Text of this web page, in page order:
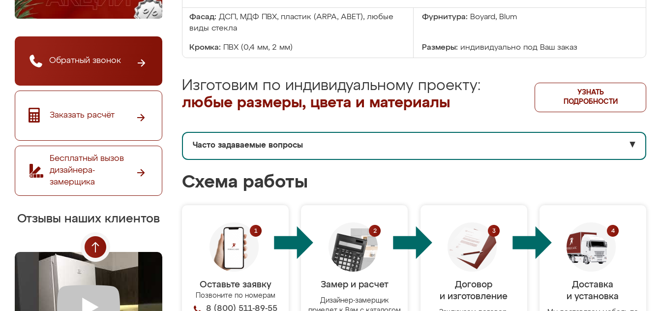
Обратный звонок
Заказать расчёт
Бесплатный вызов
дизайнера-
замерщика
Отзывы наших клиентов
Фасад: ДСП, МДФ ПВХ, пластик (ARPA, ABET), любые
виды стекла
Фурнитура: Boyard, Blum
Кромка: ПВХ (0,4 мм, 2 мм) Размеры: индивидуально под Ваш заказ
Изготовим по индивидуальному проекту:
любые размеры, цвета и материалы
УЗНАТЬ
ПОДРОБНОСТИ
Часто задаваемые вопросы ▼
Схема работы
Оставьте заявку
Позвоните по номерам
8 (800) 511-89-55
Замер и расчет
Дизайнер-замерщик
Договор
и изготовление
Доставка
и установка